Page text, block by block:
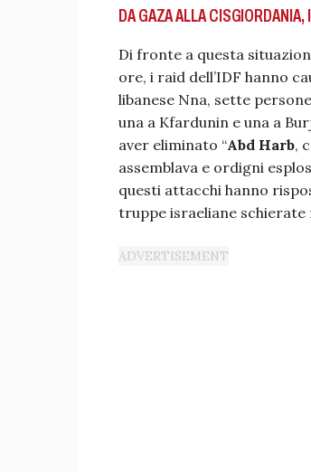
DA GAZA ALLA
Di fronte a questa
ore, i raid dell’IDF hanno
libanese Nna, sette
una a Kfardunin e una a
aver eliminato “Abd Harb,
assemblava e ordigni
questi attacchi hanno
truppe israeliane schierate